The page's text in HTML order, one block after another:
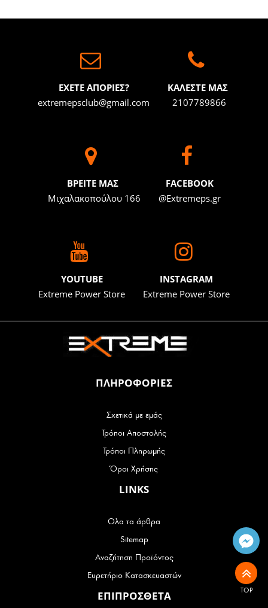
ΕΧΕΤΕ ΑΠΟΡΙΕΣ?
extremepsclub@gmail.com
ΚΑΛΕΣΤΕ ΜΑΣ
2107789866
BΡΕΙΤΕ ΜΑΣ
Μιχαλακοπούλου 166
FACEBOOK
@Extremeps.gr
YOUTUBE
Extreme Power Store
INSTAGRAM
Extreme Power Store
ΠΛΗΡΟΦΟΡΙΕΣ
Σχετικά με εμάς
Τρόποι Αποστολής
Τρόποι Πληρωμής
Όροι Χρήσης
LINKS
Ολα τα άρθρα
Sitemap
Αναζήτηση Προϊόντος
Ευρετήριο Κατασκευαστών
ΕΠΙΠΡΟΣΘΕΤΑ TOP